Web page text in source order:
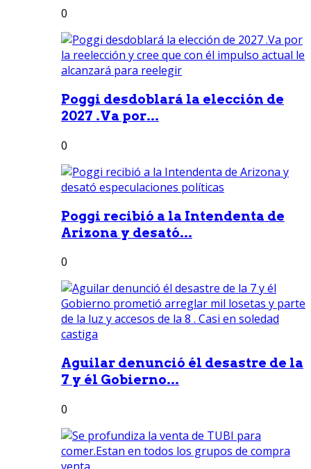
0
Poggi desdoblará la elección de
2027 .Va por...
0
Poggi recibió a la Intendenta de
Arizona y desató...
0
Aguilar denunció él desastre de la
7 y él Gobierno...
0